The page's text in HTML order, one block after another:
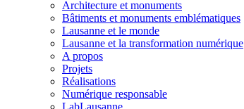
Architecture et monuments
Bâtiments et monuments emblématiques
Lausanne et le monde
Lausanne et la transformation numérique
A propos
Projets
Réalisations
Numérique responsable
LabLausanne